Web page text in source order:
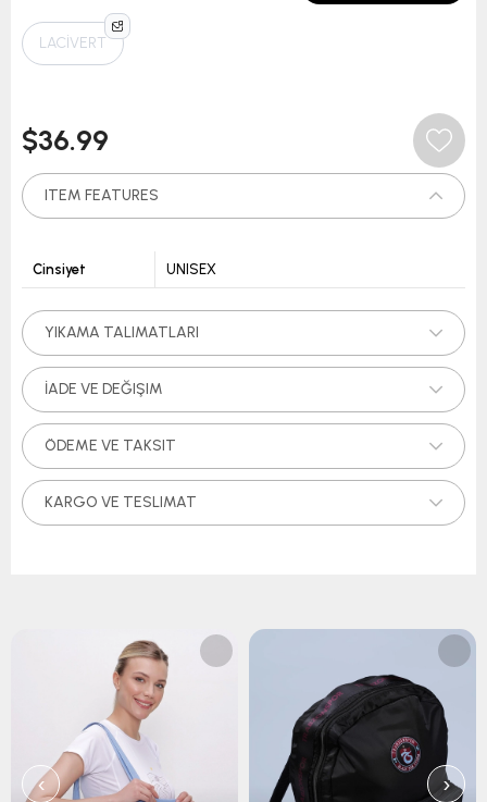
LACİVERT
$36.99
ITEM FEATURES
Cinsiyet UNISEX
YIKAMA TALIMATLARI
İADE VE DEĞIŞIM
ÖDEME VE TAKSIT
KARGO VE TESLIMAT
‹ ›